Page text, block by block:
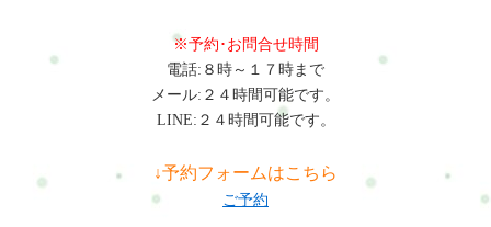
※予約･お問合せ時間
電話:８時～１７時まで
メール:２４時間可能です。
LINE:２４時間可能です。
↓予約フォームはこちら
ご予約